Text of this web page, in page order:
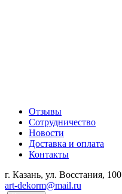
Отзывы
Сотрудничество
Новости
Доставка и оплата
Контакты
г. Казань, ул. Восстания, 100
art-dekorm@mail.ru